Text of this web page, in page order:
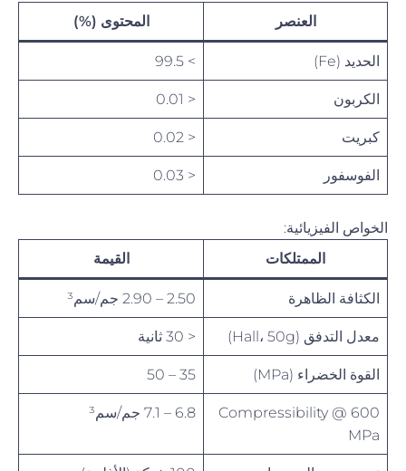
العنصر
المحتوى (%)
الحديد (Fe) > 99.5
الكربون < 0.01
كبريت < 0.02
الفوسفور < 0.03
الخواص الفيزيائية:
الممتلكات
القيمة
الكثافة الظاهرة 2.50 – 2.90 جم/سم³
معدل التدفق (Hall، 50g) < 30 ثانية
القوة الخضراء (MPa) 35 – 50
Compressibility @ 600
MPa
6.8 – 7.1 جم/سم³